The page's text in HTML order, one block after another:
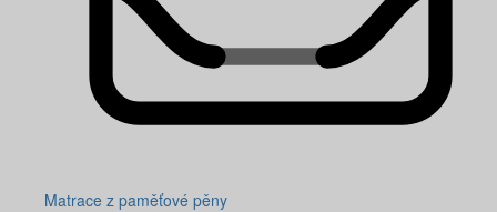
Matrace z paměťové pěny